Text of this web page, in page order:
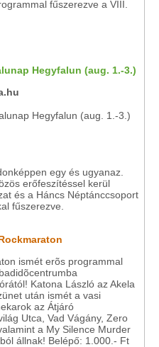
fűszerezve a VIII.
Hegyfalun (aug. 1.-3.)
egy és ugyanaz.
erőfeszítéssel kerül
és a Háncs Néptánccsoport
fűszerezve.
ismét erõs programmal
Katona László az Akela
után ismét a vasi
az Átjáró
Utca, Vad Vágány, Zero
a My Silence Murder
állnak! Belépő: 1.000.- Ft